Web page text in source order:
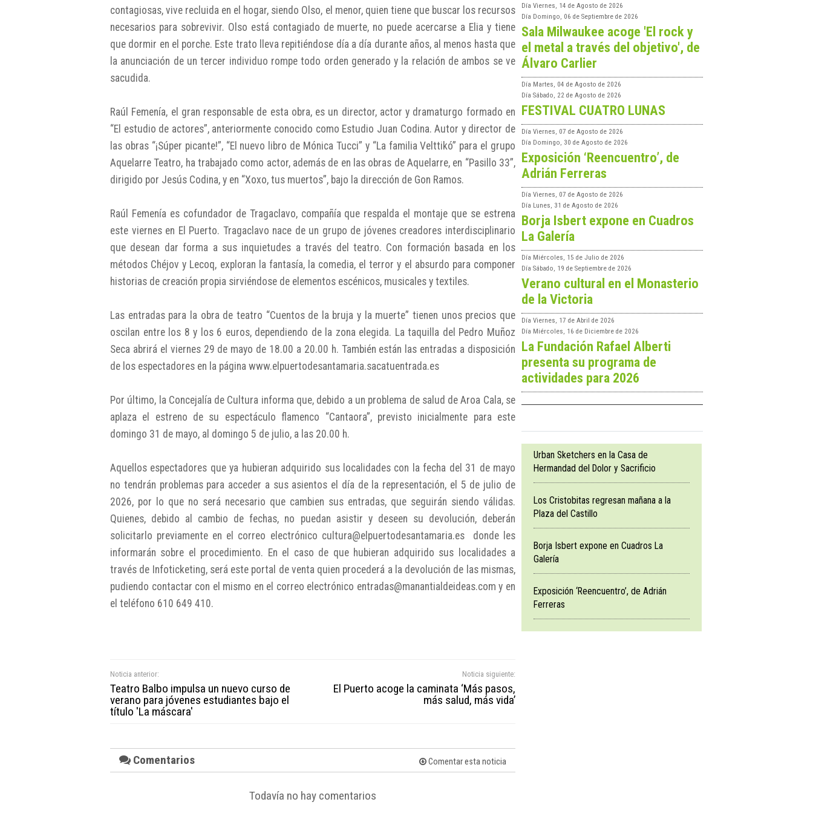
contagiosas, vive recluida en el hogar, siendo Olso, el menor, quien tiene que buscar los recursos
necesarios para sobrevivir. Olso está contagiado de muerte, no puede acercarse a Elia y tiene
que dormir en el porche. Este trato lleva repitiéndose día a día durante años, al menos hasta que
la anunciación de un tercer individuo rompe todo orden generado y la relación de ambos se ve
sacudida.
Raúl Femenía, el gran responsable de esta obra, es un director, actor y dramaturgo formado en
“El estudio de actores”, anteriormente conocido como Estudio Juan Codina. Autor y director de
las obras “¡Súper picante!”, “El nuevo libro de Mónica Tucci” y “La familia Velttikó” para el grupo
Aquelarre Teatro, ha trabajado como actor, además de en las obras de Aquelarre, en “Pasillo 33”,
dirigido por Jesús Codina, y en “Xoxo, tus muertos”, bajo la dirección de Gon Ramos.
Raúl Femenía es cofundador de Tragaclavo, compañía que respalda el montaje que se estrena
este viernes en El Puerto. Tragaclavo nace de un grupo de jóvenes creadores interdisciplinario
que desean dar forma a sus inquietudes a través del teatro. Con formación basada en los
métodos Chéjov y Lecoq, exploran la fantasía, la comedia, el terror y el absurdo para componer
historias de creación propia sirviéndose de elementos escénicos, musicales y textiles.
Las entradas para la obra de teatro “Cuentos de la bruja y la muerte” tienen unos precios que
oscilan entre los 8 y los 6 euros, dependiendo de la zona elegida. La taquilla del Pedro Muñoz
Seca abrirá el viernes 29 de mayo de 18.00 a 20.00 h. También están las entradas a disposición
de los espectadores en la página www.elpuertodesantamaria.sacatuentrada.es
Por último, la Concejalía de Cultura informa que, debido a un problema de salud de Aroa Cala, se
aplaza el estreno de su espectáculo flamenco “Cantaora”, previsto inicialmente para este
domingo 31 de mayo, al domingo 5 de julio, a las 20.00 h.
Aquellos espectadores que ya hubieran adquirido sus localidades con la fecha del 31 de mayo
no tendrán problemas para acceder a sus asientos el día de la representación, el 5 de julio de
2026, por lo que no será necesario que cambien sus entradas, que seguirán siendo válidas.
Quienes, debido al cambio de fechas, no puedan asistir y deseen su devolución, deberán
solicitarlo previamente en el correo electrónico cultura@elpuertodesantamaria.es donde les
informarán sobre el procedimiento. En el caso de que hubieran adquirido sus localidades a
través de Infoticketing, será este portal de venta quien procederá a la devolución de las mismas,
pudiendo contactar con el mismo en el correo electrónico entradas@manantialdeideas.com y en
el teléfono 610 649 410.
Noticia anterior:
Teatro Balbo impulsa un nuevo curso de
verano para jóvenes estudiantes bajo el
título 'La máscara'
Noticia siguiente:
El Puerto acoge la caminata ‘Más pasos,
más salud, más vida’
Comentarios Comentar esta noticia
Todavía no hay comentarios
Día Viernes, 14 de Agosto de 2026
Día Domingo, 06 de Septiembre de 2026
Sala Milwaukee acoge 'El rock y
el metal a través del objetivo', de
Álvaro Carlier
Día Martes, 04 de Agosto de 2026
Día Sábado, 22 de Agosto de 2026
FESTIVAL CUATRO LUNAS
Día Viernes, 07 de Agosto de 2026
Día Domingo, 30 de Agosto de 2026
Exposición ‘Reencuentro’, de
Adrián Ferreras
Día Viernes, 07 de Agosto de 2026
Día Lunes, 31 de Agosto de 2026
Borja Isbert expone en Cuadros
La Galería
Día Miércoles, 15 de Julio de 2026
Día Sábado, 19 de Septiembre de 2026
Verano cultural en el Monasterio
de la Victoria
Día Viernes, 17 de Abril de 2026
Día Miércoles, 16 de Diciembre de 2026
La Fundación Rafael Alberti
presenta su programa de
actividades para 2026
Urban Sketchers en la Casa de
Hermandad del Dolor y Sacrificio
Los Cristobitas regresan mañana a la
Plaza del Castillo
Borja Isbert expone en Cuadros La
Galería
Exposición ‘Reencuentro’, de Adrián
Ferreras